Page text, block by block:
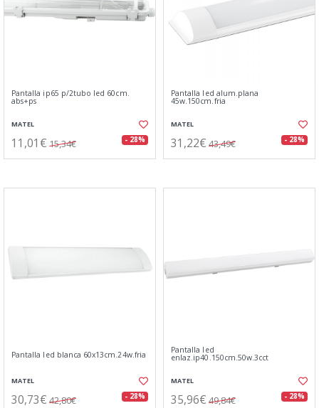
Pantalla ip65 p/2tubo led 60cm.
abs+ps
MATEL
11,01€ 15,34€ - 28%
Pantalla led alum.plana
45w.150cm.fria
MATEL
31,22€ 43,49€ - 28%
Pantalla led blanca 60x13cm.24w.fria
MATEL
30,73€ 42,80€ - 28%
Pantalla led
enlaz.ip40.150cm.50w.3cct
MATEL
35,96€ 49,84€ - 28%